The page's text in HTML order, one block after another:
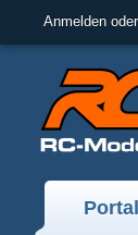
Anmelden
Portal